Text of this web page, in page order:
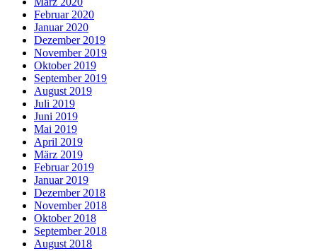
Februar 2020
Januar 2020
Dezember 2019
November 2019
Oktober 2019
September 2019
August 2019
Juli 2019
Juni 2019
Mai 2019
April 2019
März 2019
Februar 2019
Januar 2019
Dezember 2018
November 2018
Oktober 2018
September 2018
August 2018